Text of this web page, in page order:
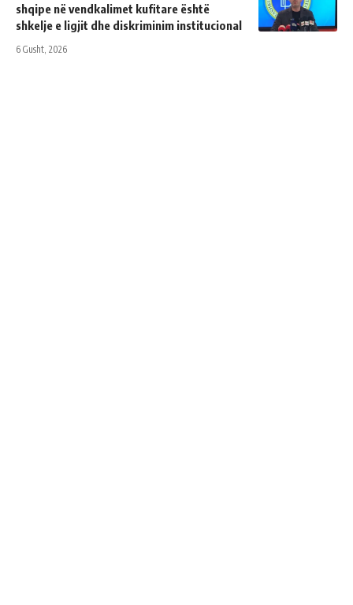
shqipe në vendkalimet kufitare është
shkelje e ligjit dhe diskriminim institucional
6 Gusht, 2026